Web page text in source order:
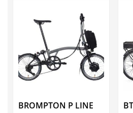
BROMPTON P LINE